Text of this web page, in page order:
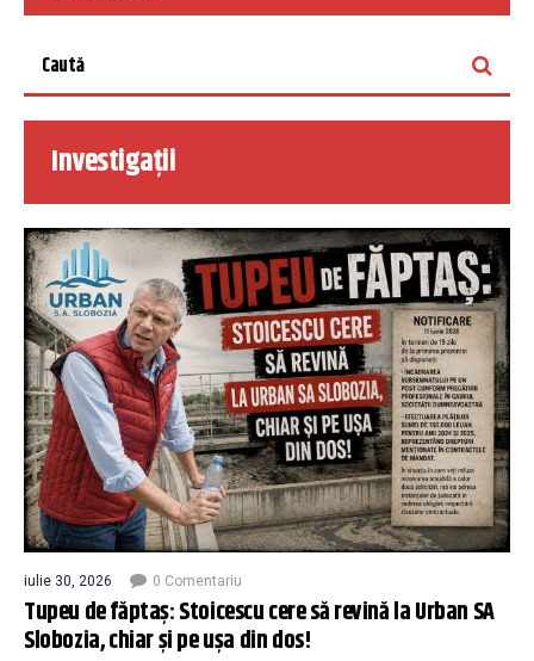
Investigații
iulie 30, 2026 0 Comentariu
Tupeu de făptaș: Stoicescu cere să revină la Urban SA
Slobozia, chiar și pe ușa din dos!